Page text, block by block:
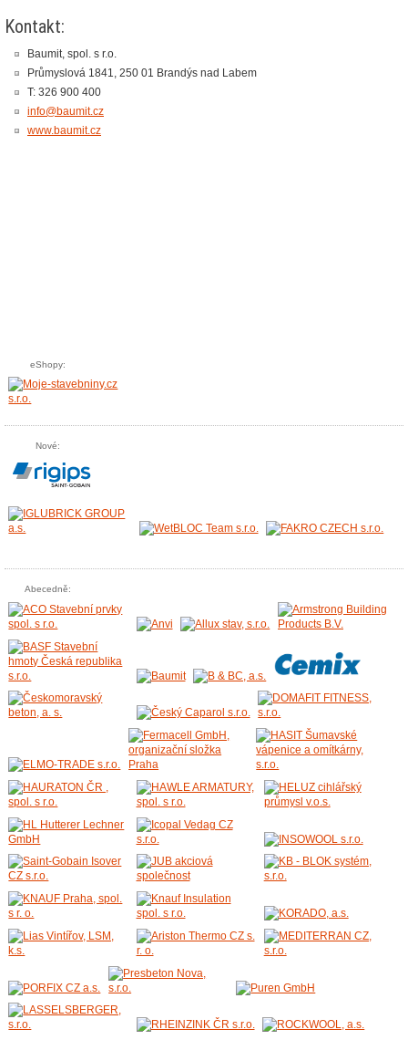
Kontakt:
Baumit, spol. s r.o.
Průmyslová 1841, 250 01 Brandýs nad Labem
T: 326 900 400
info@baumit.cz
www.baumit.cz
eShopy:
Nové:
Abecedně: